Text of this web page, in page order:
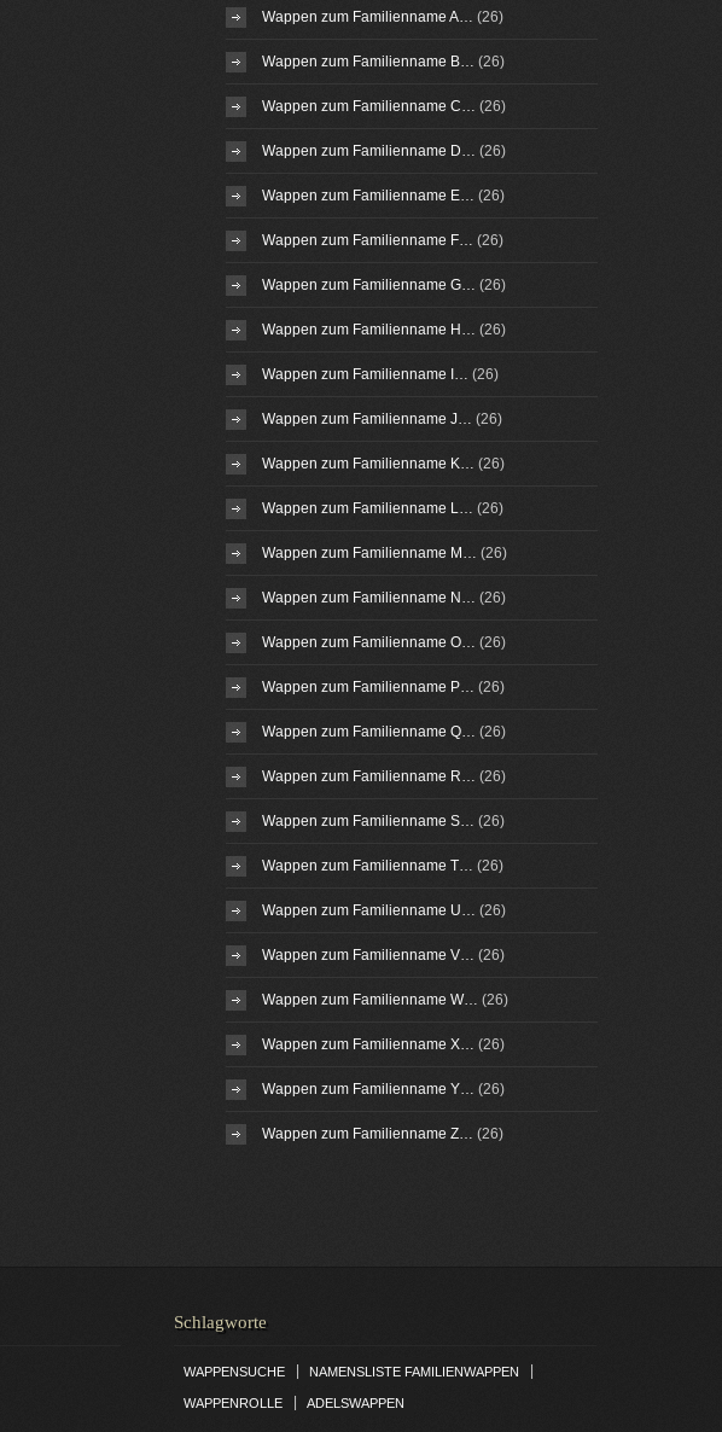
Wappen zum Familienname A… (26)
Wappen zum Familienname B… (26)
Wappen zum Familienname C… (26)
Wappen zum Familienname D… (26)
Wappen zum Familienname E… (26)
Wappen zum Familienname F… (26)
Wappen zum Familienname G… (26)
Wappen zum Familienname H… (26)
Wappen zum Familienname I… (26)
Wappen zum Familienname J… (26)
Wappen zum Familienname K… (26)
Wappen zum Familienname L… (26)
Wappen zum Familienname M… (26)
Wappen zum Familienname N… (26)
Wappen zum Familienname O… (26)
Wappen zum Familienname P… (26)
Wappen zum Familienname Q… (26)
Wappen zum Familienname R… (26)
Wappen zum Familienname S… (26)
Wappen zum Familienname T… (26)
Wappen zum Familienname U… (26)
Wappen zum Familienname V… (26)
Wappen zum Familienname W… (26)
Wappen zum Familienname X… (26)
Wappen zum Familienname Y… (26)
Wappen zum Familienname Z… (26)
Schlagworte
WAPPENSUCHE NAMENSLISTE FAMILIENWAPPEN
WAPPENROLLE ADELSWAPPEN